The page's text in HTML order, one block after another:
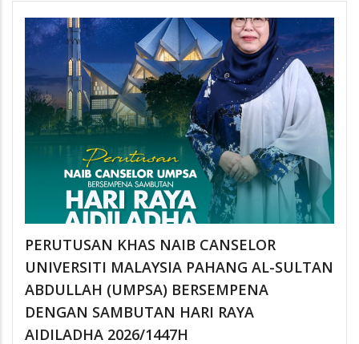
PERUTUSAN KHAS NAIB CANSELOR
UNIVERSITI MALAYSIA PAHANG AL-SULTAN
ABDULLAH (UMPSA) BERSEMPENA
DENGAN SAMBUTAN HARI RAYA
AIDILADHA 2026/1447H